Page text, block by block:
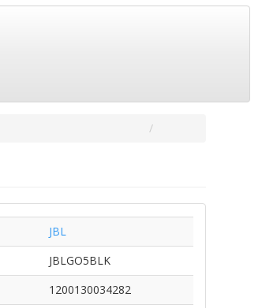
JBL
JBLGO5BLK
1200130034282